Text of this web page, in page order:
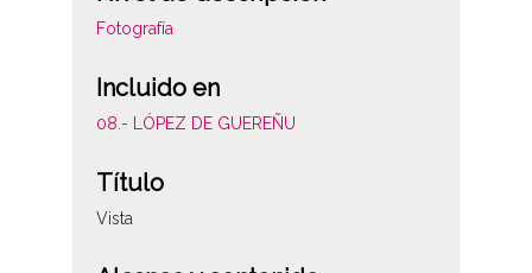
Fotografía
Incluido en
08.- LÓPEZ DE GUEREÑU
Título
Vista